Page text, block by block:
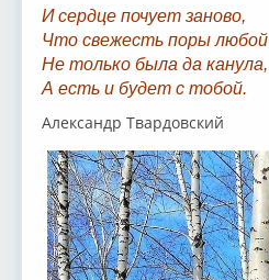
И сердце почует заново,
Что свежесть поры любой
Не только была да канула,
А есть и будет с тобой.
Александр Твардовский